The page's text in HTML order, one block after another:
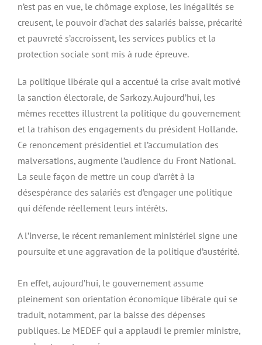
n’est pas en vue, le chômage explose, les inégalités se
creusent, le pouvoir d’achat des salariés baisse, précarité
et pauvreté s’accroissent, les services publics et la
protection sociale sont mis à rude épreuve.
La politique libérale qui a accentué la crise avait motivé
la sanction électorale, de Sarkozy. Aujourd’hui, les
mêmes recettes illustrent la politique du gouvernement
et la trahison des engagements du président Hollande.
Ce renoncement présidentiel et l’accumulation des
malversations, augmente l’audience du Front National.
La seule façon de mettre un coup d’arrêt à la
désespérance des salariés est d’engager une politique
qui défende réellement leurs intérêts.
A l’inverse, le récent remaniement ministériel signe une
poursuite et une aggravation de la politique d’austérité.
En effet, aujourd’hui, le gouvernement assume
pleinement son orientation économique libérale qui se
traduit, notamment, par la baisse des dépenses
publiques. Le MEDEF qui a applaudi le premier ministre,